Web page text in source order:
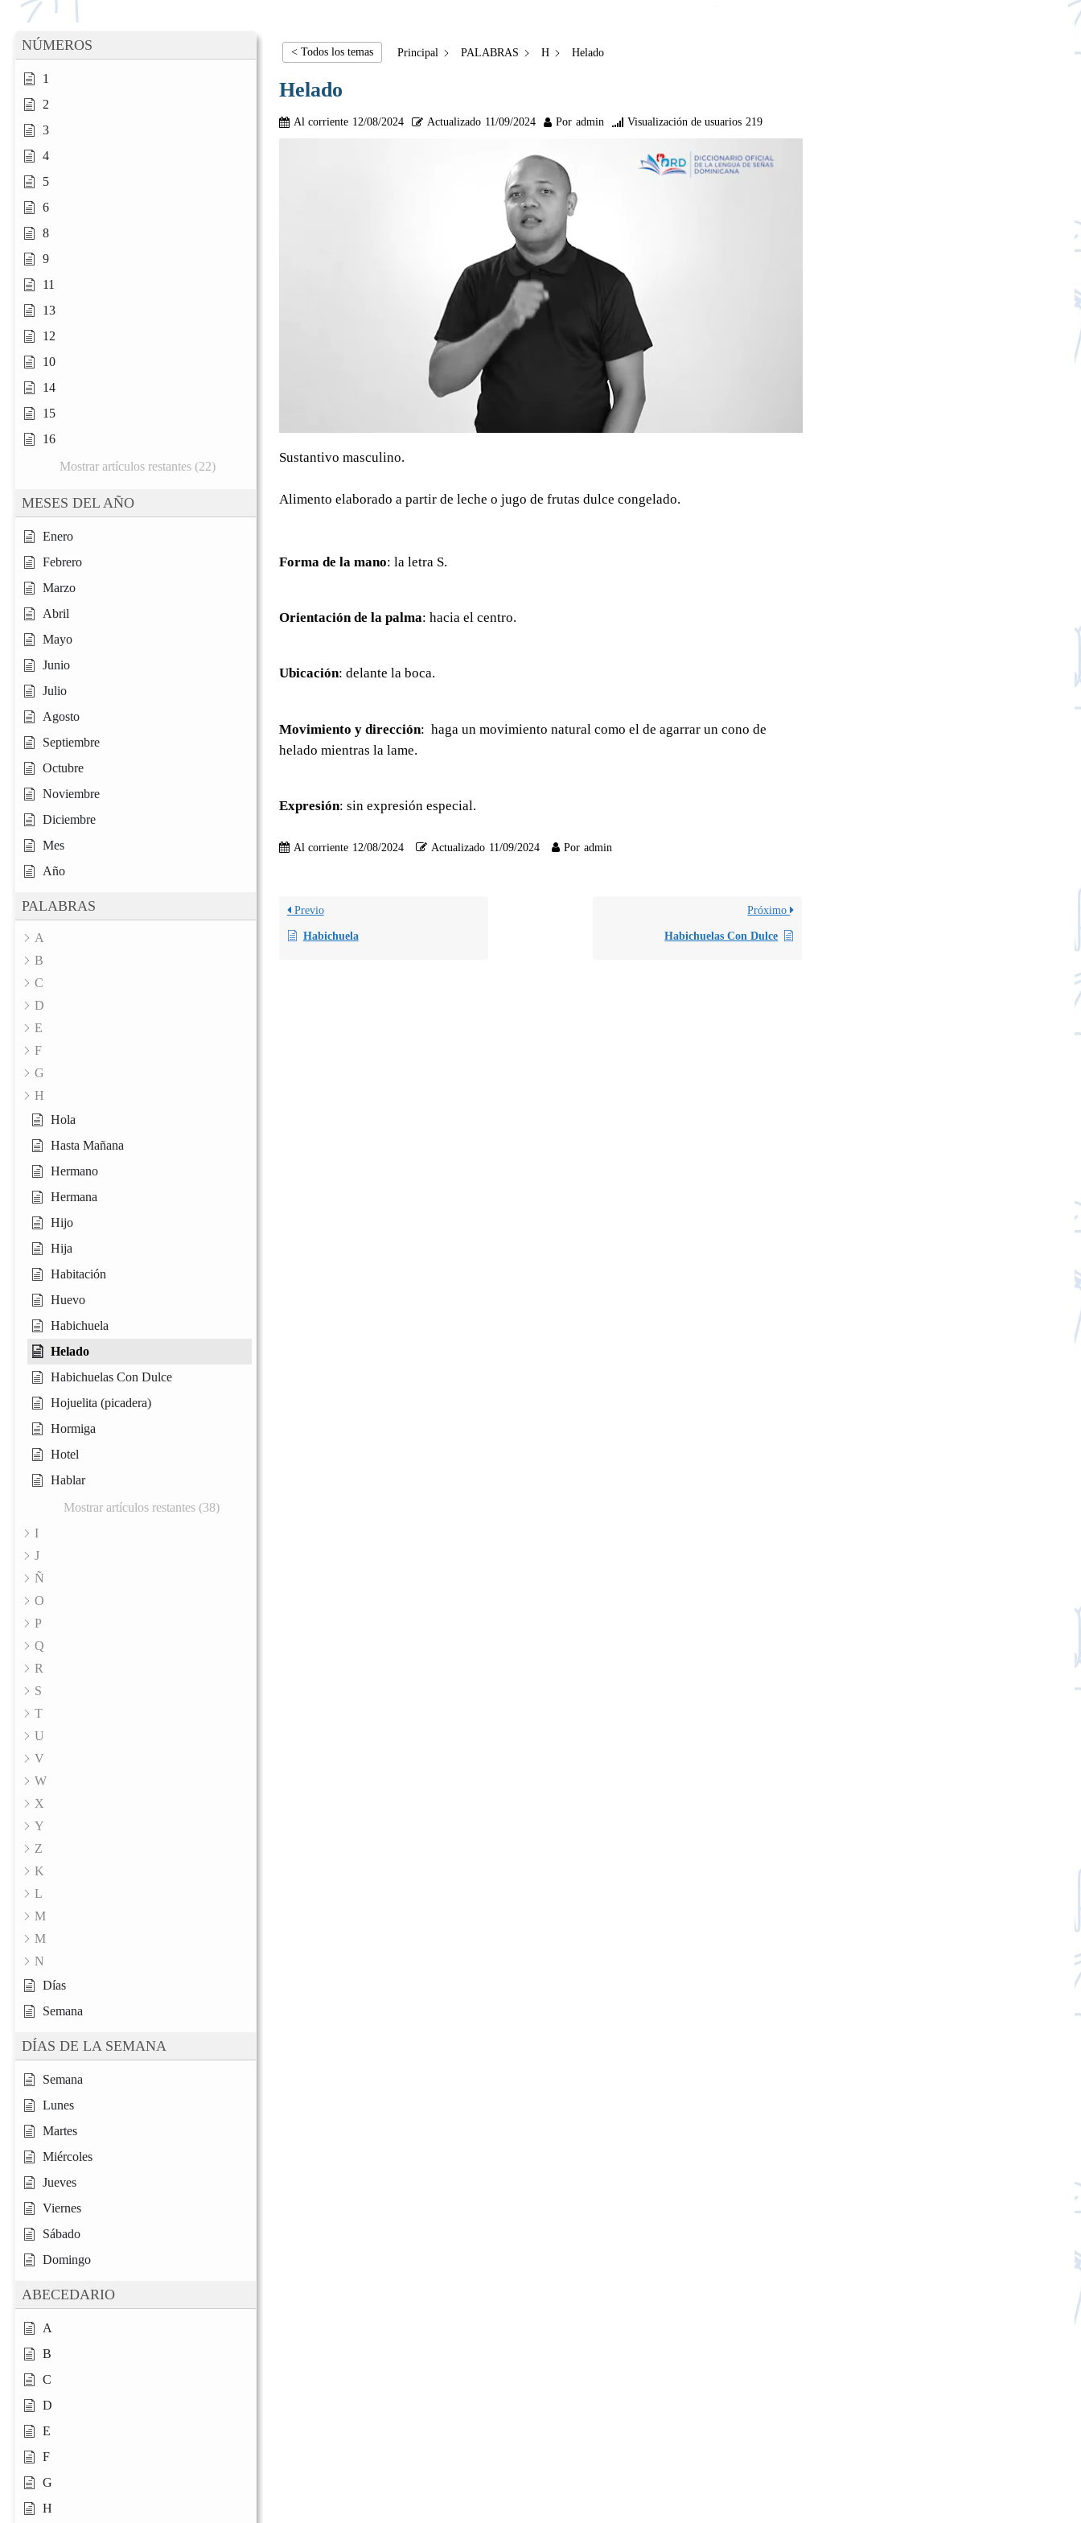
NÚMEROS
1
2
3
4
5
6
8
9
11
13
12
10
14
15
16
Mostrar artículos restantes (22)
MESES DEL AÑO
Enero
Febrero
Marzo
Abril
Mayo
Junio
Julio
Agosto
Septiembre
Octubre
Noviembre
Diciembre
Mes
Año
PALABRAS
A
B
C
D
E
F
G
H
Hola
Hasta Mañana
Hermano
Hermana
Hijo
Hija
Habitación
Huevo
Habichuela
Helado
Habichuelas Con Dulce
Hojuelita (picadera)
Hormiga
Hotel
Hablar
Mostrar artículos restantes (38)
I
J
Ñ
O
P
Q
R
S
T
U
V
W
X
Y
Z
K
L
M
M
N
Días
Semana
DÍAS DE LA SEMANA
Semana
Lunes
Martes
Miércoles
Jueves
Viernes
Sábado
Domingo
ABECEDARIO
A
B
C
D
E
F
G
H
< Todos los temas Principal PALABRAS H Helado
Helado
Al corriente 12/08/2024 Actualizado 11/09/2024 Por admin Visualización de usuarios 219
Sustantivo masculino.
Alimento elaborado a partir de leche o jugo de frutas dulce congelado.
Forma de la mano: la letra S.
Orientación de la palma: hacia el centro.
Ubicación: delante la boca.
Movimiento y dirección: haga un movimiento natural como el de agarrar un cono de
helado mientras la lame.
Expresión: sin expresión especial.
Al corriente 12/08/2024 Actualizado 11/09/2024 Por admin
Previo
Habichuela
Próximo
Habichuelas Con Dulce